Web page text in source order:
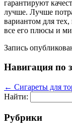
гарантируют
лучше. Лучше
вариантом для
все его плюсы и
Запись
Навигация по
← Сигареты для
Найти:
Рубрики